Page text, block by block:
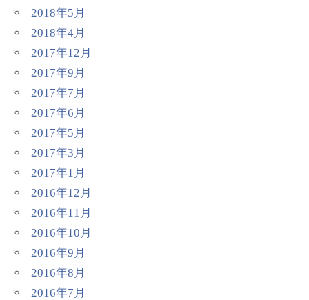
2018年5月
2018年4月
2017年12月
2017年9月
2017年7月
2017年6月
2017年5月
2017年3月
2017年1月
2016年12月
2016年11月
2016年10月
2016年9月
2016年8月
2016年7月